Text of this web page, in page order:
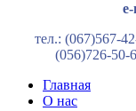
тел.: (067)567-
(056)726-50-
Главная
О нас